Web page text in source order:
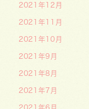
2021年12月
2021年11月
2021年10月
2021年9月
2021年8月
2021年7月
2021年6月